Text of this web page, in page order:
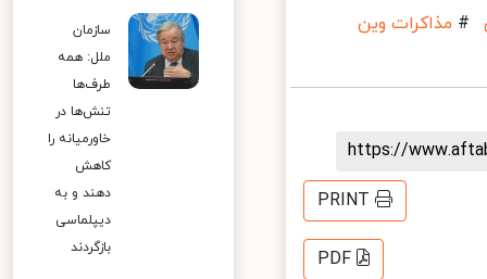
مذاکرات وین
https://
PRINT
PDF
سازمان
ملل: همه
طرف‌ها
تنش‌ها در
خاورمیانه را
کاهش
دهند و به
دیپلماسی
بازگردند